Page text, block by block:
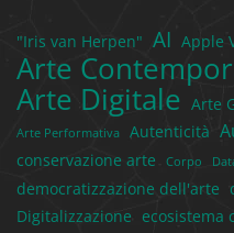
"Iris van Herpen" AI Apple
Arte
Arte Digitale Arte
Arte Performativa Autenticità
conservazione arte
Corpo
democratizzazione dell'arte
Digitalizzazione ecosistema